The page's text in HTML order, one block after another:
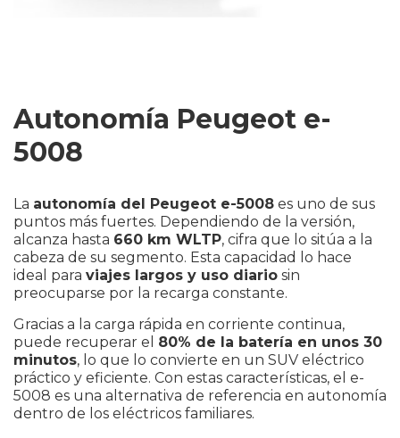
Autonomía Peugeot e-
5008
La autonomía del Peugeot e-5008 es uno de sus
puntos más fuertes. Dependiendo de la versión,
alcanza hasta 660 km WLTP, cifra que lo sitúa a la
cabeza de su segmento. Esta capacidad lo hace
ideal para viajes largos y uso diario sin
preocuparse por la recarga constante.
Gracias a la carga rápida en corriente continua,
puede recuperar el 80% de la batería en unos 30
minutos, lo que lo convierte en un SUV eléctrico
práctico y eficiente. Con estas características, el e-
5008 es una alternativa de referencia en autonomía
dentro de los eléctricos familiares.